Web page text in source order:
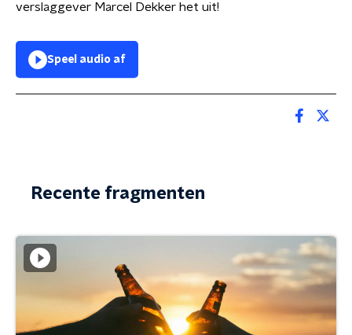
verslaggever Marcel Dekker het uit!
Speel audio af
Recente fragmenten